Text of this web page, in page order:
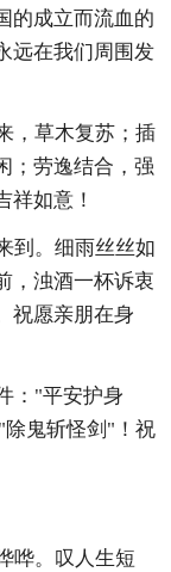
的成立而流血的
远在我们周围发
，草木复苏；插
；劳逸结合，强
祥如意！
到。细雨丝丝如
，浊酒一杯诉衷
祝愿亲朋在身
："平安护身
鬼斩怪剑"！祝
哗。叹人生短